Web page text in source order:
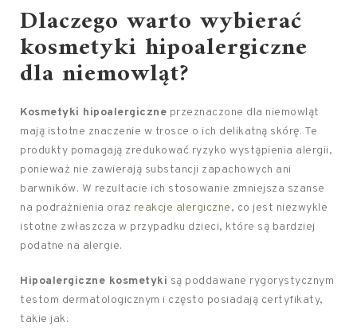
Dlaczego warto wybierać
kosmetyki hipoalergiczne
dla niemowląt?
Kosmetyki hipoalergiczne przeznaczone dla niemowląt
mają istotne znaczenie w trosce o ich delikatną skórę. Te
produkty pomagają zredukować ryzyko wystąpienia alergii,
ponieważ nie zawierają substancji zapachowych ani
barwników. W rezultacie ich stosowanie zmniejsza szanse
na podrażnienia oraz reakcje alergiczne, co jest niezwykle
istotne zwłaszcza w przypadku dzieci, które są bardziej
podatne na alergie.
Hipoalergiczne kosmetyki są poddawane rygorystycznym
testom dermatologicznym i często posiadają certyfikaty,
takie jak: